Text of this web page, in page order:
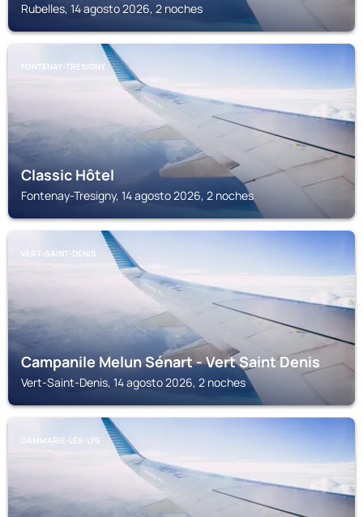
Rubelles, 14 agosto 2026, 2 noches
FONTENAY-TRESIGNY
Classic Hôtel
Fontenay-Tresigny, 14 agosto 2026, 2 noches
VERT-SAINT-DENIS
Campanile Melun Sénart - Vert Saint Denis
Vert-Saint-Denis, 14 agosto 2026, 2 noches
DAMMARIE-LÈS-LYS